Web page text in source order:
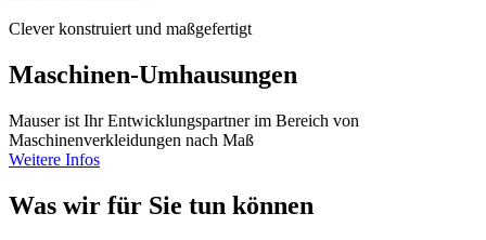
Clever konstruiert und maßgefertigt
Maschinen-Umhausungen
Mauser ist Ihr Entwicklungspartner im Bereich von
Maschinenverkleidungen nach Maß
Weitere Infos
Was wir für Sie tun können